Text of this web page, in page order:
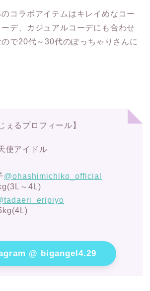
コラボアイテムはキレイめなコー
デ、カジュアルコーデにも合わせ
で20代～30代のぽっちゃりさんに
ぇるプロフィール】
使アイドル
@ohashimichiko_official
～4L)
@ bigangel4.29